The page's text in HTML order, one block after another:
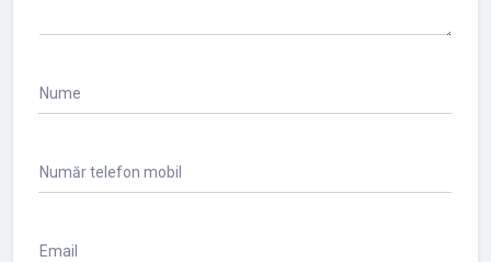
Nume
Număr telefon mobil
Email